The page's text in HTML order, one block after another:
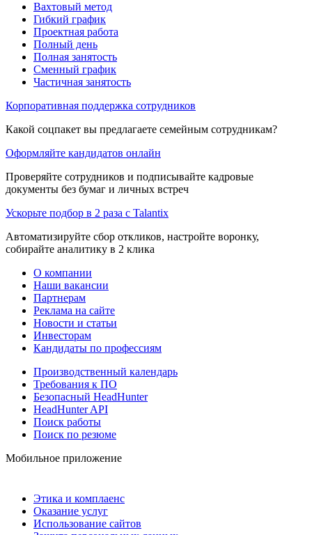
Вахтовый метод
Гибкий график
Проектная работа
Полный день
Полная занятость
Сменный график
Частичная занятость
Корпоративная поддержка сотрудников
Какой соцпакет вы предлагаете семейным сотрудникам?
Оформляйте кандидатов онлайн
Проверяйте сотрудников и подписывайте кадровые
документы без бумаг и личных встреч
Ускорьте подбор в 2 раза с Talantix
Автоматизируйте сбор откликов, настройте воронку,
собирайте аналитику в 2 клика
О компании
Наши вакансии
Партнерам
Реклама на сайте
Новости и статьи
Инвесторам
Кандидаты по профессиям
Производственный календарь
Требования к ПО
Безопасный HeadHunter
HeadHunter API
Поиск работы
Поиск по резюме
Мобильное приложение
Этика и комплаенс
Оказание услуг
Использование сайтов